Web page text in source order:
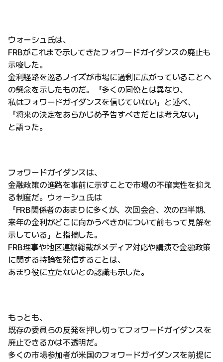
ウォーシュ氏は、
FRBがこれまで示してきたフォワードガイダンスの廃止も
示唆した。
金利経路を巡るノイズが市場に過剰に広がっていることへ
の懸念を示したものだ。「多くの同僚とは異なり、
私はフォワードガイダンスを信じていない」と述べ、
「将来の決定をあらかじめ予告すべきだとは考えない」
と語った。
フォワードガイダンスは、
金融政策の進路を事前に示すことで市場の不確実性を抑え
る制度だ。ウォーシュ氏は
「FRB関係者のあまりに多くが、次回会合、次の四半期、
来年の金利がどこに向かうべきかについて前もって見解を
示している」と指摘した。
FRB理事や地区連銀総裁がメディア対応や講演で金融政策
に関する持論を発信することは、
あまり役に立たないとの認識も示した。
もっとも、
既存の委員らの反発を押し切ってフォワードガイダンスを
廃止できるかは不透明だ。
多くの市場参加者が米国のフォワードガイダンスを前提に